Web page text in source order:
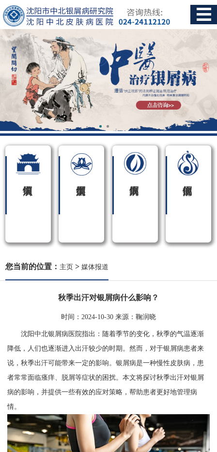
您当前的位置： 主页 >媒体报道
秋季出汗对银屑病什么影响？
时间： 2024-10-30 来源： 鞠润晓
沈阳中北银屑病医院指出：随着季节的变化，秋季的气温逐渐
降低，人们也逐渐进入出汗较少的时期。然而，对于银屑病患者来
说，秋季出汗可能带来一定的影响。银屑病是一种慢性皮肤病，患
者常常面临瘙痒、脱屑等症状的困扰。本文将探讨秋季出汗对银屑
病的影响，并提供一些有效的应对策略，帮助患者更好地管理病
情。